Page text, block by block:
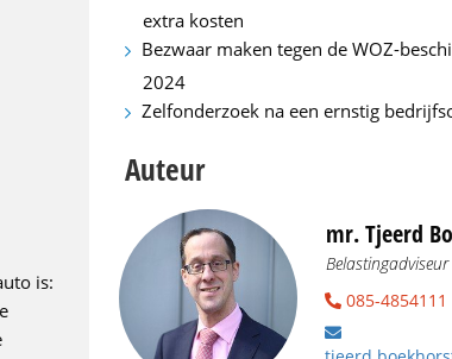
is:
extra kosten
Bezwaar maken tegen de WOZ-
2024
Zelfonderzoek na een ernstig
Auteur
mr. Tjeerd
Belastingadviseur
085-4854111